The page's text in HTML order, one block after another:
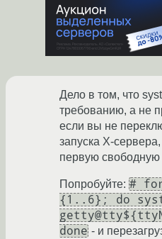
Дело в том, что
требованию, а не
если вы не
запуска X-
первую свободную
Попробуйте: #
{1..6}; do
done - и